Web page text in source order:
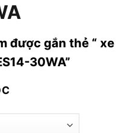
được gắn thẻ “ xe
30WA”